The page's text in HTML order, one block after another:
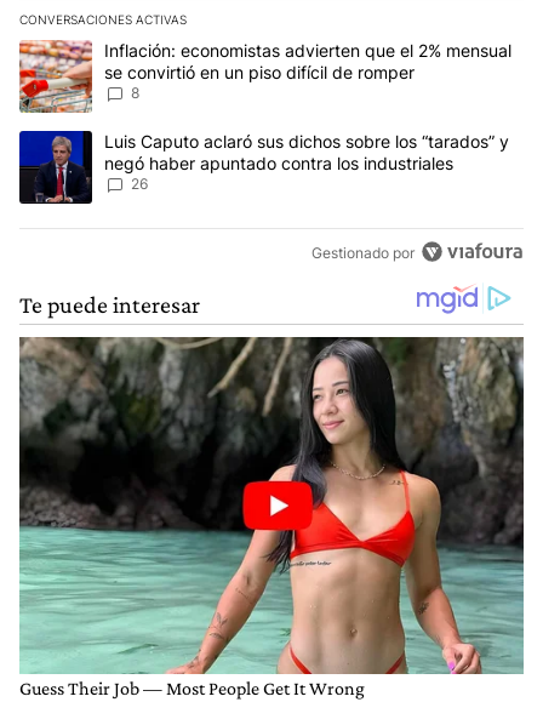
CONVERSACIONES ACTIVAS
Este listado muestra los artículos con más comentarios en los
Un artículo de tendencia con el título "Inflación: economistas
Inflación: economistas advierten que el 2% mensual
se convirtió en un piso difícil de romper
8
Un artículo de tendencia con el título "Luis Caputo aclaró sus
Luis Caputo aclaró sus dichos sobre los “tarados” y
negó haber apuntado contra los industriales
26
Gestionado por